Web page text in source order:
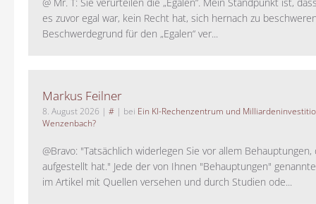
es zuvor egal war, kein Recht hat, sich hernach zu
Beschwerdegrund für den „Egalen“ ver...
Markus Feilner
8. August 2026 | # | bei Ein KI-Rechenzentrum und
Wenzenbach?
@Bravo: "Tatsächlich widerlegen Sie vor allem
aufgestellt hat." Jede der von Ihnen "Behauptungen"
im Artikel mit Quellen versehen und durch Studien ode...